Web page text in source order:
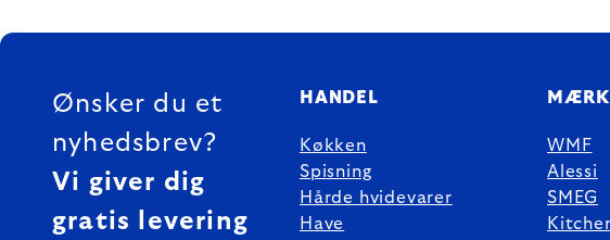
FOOTER
Ønsker du et
nyhedsbrev?
Vi giver dig
gratis levering
HANDEL
Køkken
Spisning
Hårde hvidevarer
Have
WMF
Alessi
SMEG